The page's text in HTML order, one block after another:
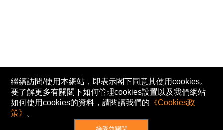
繼續訪問/使用本網站，即表示閣下同意其使用cookies。
要了解更多有關閣下如何管理cookies設置以及我們網站
如何使用cookies的資料，請閱讀我們的 《Cookies政
策》 。